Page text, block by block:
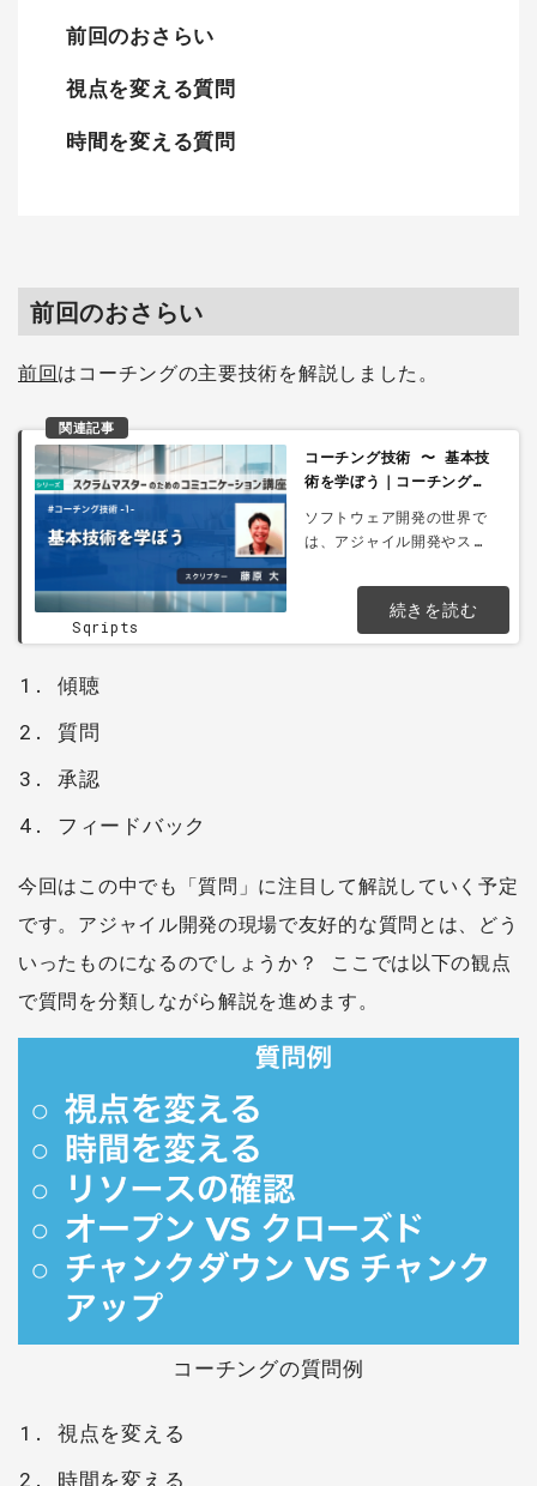
前回のおさらい
視点を変える質問
時間を変える質問
前回のおさらい
前回はコーチングの主要技術を解説しました。
関連記事
コーチング技術 〜 基本技
術を学ぼう｜コーチング技
ソフトウェア開発の世界で
は、アジャイル開発やスク
した。そのアジャイル開発
のコアとも言えるのが、対
話や協調です。この連載で
続きを読む
Sqripts
傾聴
質問
承認
フィードバック
今回はこの中でも「質問」に注目して解説していく予定
です。アジャイル開発の現場で友好的な質問とは、どう
いったものになるのでしょうか？ ここでは以下の観点
で質問を分類しながら解説を進めます。
コーチングの質問例
視点を変える
時間を変える